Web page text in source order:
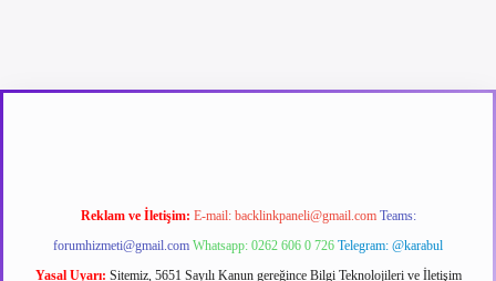
betexper güncel girişbetexpergir.net
Reklam ve İletişim: E-mail: backlinkpaneli@gmail.com Teams:
forumhizmeti@gmail.com Whatsapp: 0262 606 0 726 Telegram: @karabul
Yasal Uyarı: Sitemiz, 5651 Sayılı Kanun gereğince Bilgi Teknolojileri ve İletişim